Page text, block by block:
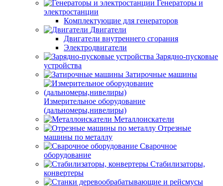
Генераторы и
электростанции
Комплектующие для генераторов
Двигатели
Двигатели внутреннего сгорания
Электродвигатели
Зарядно-пусковые
устройства
Затирочные машины
Измерительное оборудование
(дальномеры,нивелиры)
Металлоискатели
Отрезные
машины по металлу
Сварочное
оборудование
Стабилизаторы,
конвертеры